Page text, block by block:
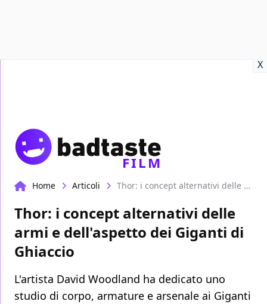
X
FILM
Home Articoli Thor: i concept alternativi delle armi e dell'aspetto dei Giganti di Ghiaccio
Thor: i concept alternativi delle
armi e dell'aspetto dei Giganti di
Ghiaccio
L'artista David Woodland ha dedicato uno
studio di corpo, armature e arsenale ai Giganti